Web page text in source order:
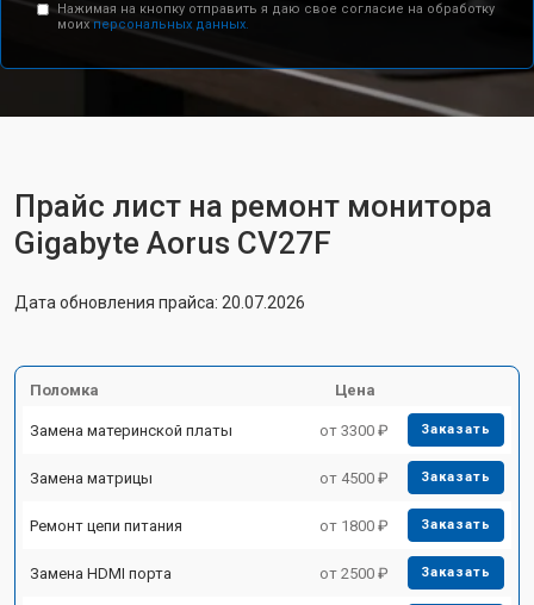
Нажимая на кнопку отправить я даю свое согласие на обработку
моих персональных данных.
Прайс лист на ремонт монитора
Gigabyte Aorus CV27F
Дата обновления прайса: 20.07.2026
Поломка Цена
Замена материнской платы от 3300 ₽ Заказать
Замена матрицы от 4500 ₽ Заказать
Ремонт цепи питания от 1800 ₽ Заказать
Замена HDMI порта от 2500 ₽ Заказать